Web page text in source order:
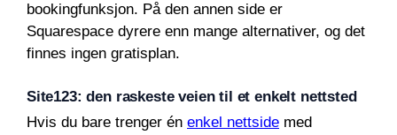
bookingfunksjon. På den annen side er
Squarespace dyrere enn mange alternativer, og det
finnes ingen gratisplan.
Site123: den raskeste veien til et enkelt nettsted
Hvis du bare trenger én enkel nettside med